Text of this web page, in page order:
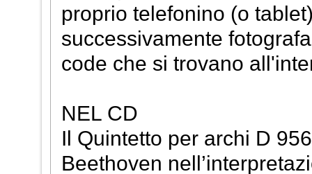
proprio telefonino (o
successivamente
code che si trovano
NEL CD
Il Quintetto per archi D
Beethoven